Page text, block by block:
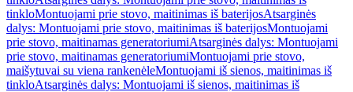
tinkloMontuojami prie stovo, maitinimas iš baterijosAtsarginės
dalys: Montuojami prie stovo, maitinimas iš baterijosMontuojami
prie stovo, maitinamas generatoriumiAtsarginės dalys: Montuojami
prie stovo, maitinamas generatoriumiMontuojami prie stovo,
maišytuvai su viena rankenėleMontuojami iš sienos, maitinimas iš
tinkloAtsarginės dalys: Montuojami iš sienos, maitinimas iš